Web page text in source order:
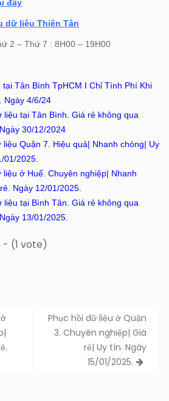
đây
dữ liệu Thiên Tân
2 – Thứ 7 : 8H00 – 19H00
Tân Bình TpHCM I Chỉ Tính Phí Khi
Ngày 4/6/24
liệu tại Tân Bình. Giá rẻ không qua
30/12/2024
liệu Quận 7. Hiệu quả| Nhanh chóng| Uy
01/2025.
liệu ở Huế. Chuyên nghiệp| Nhanh
Ngày 12/01/2025.
liệu tại Bình Tân. Giá rẻ không qua
13/01/2025.
(1 vote)
Phục hồi dữ liệu ở Quận
3. Chuyên nghiệp| Giá
rẻ| Uy tín. Ngày
15/01/2025.